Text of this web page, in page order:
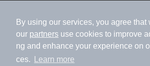
By using our services, you agree that
our partners use cookies to improve
ng and enhance your experience on
ces.
Learn more
加盟店募集（資料請求）
広告出
利用規約
ライフスタイル
特定商取引法に基づく表記
ヘルプ
運営会社